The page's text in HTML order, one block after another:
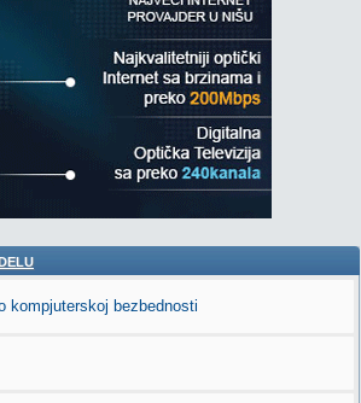
kompjuterskoj bezbednosti